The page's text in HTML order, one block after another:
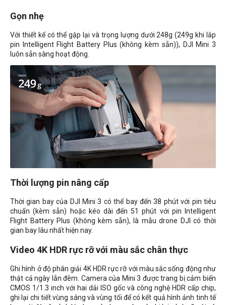
Gọn nhẹ
Với thiết kế có thể gập lại và trọng lượng dưới248g (249g khi lắp
pin Intelligent Flight Battery Plus (không kèm sẵn)), DJI Mini 3
luôn sẵn sàng hoạt động.
Thời lượng pin nâng cấp
Thời gian bay của DJI Mini 3 có thể bay đến 38 phút với pin tiêu
chuẩn (kèm sẵn) hoặc kéo dài đến 51 phút với pin Intelligent
Flight Battery Plus (không kèm sẵn), là mẫu drone DJI có thời
gian bay lâu nhất hiện nay.
Video 4K HDR rực rỡ với màu sắc chân thực
Ghi hình ở độ phân giải 4K HDR rực rỡ với màu sắc sống động như
thật cả ngày lẫn đêm. Camera của Mini 3 được trang bị cảm biến
CMOS 1/1.3 inch với hai dải ISO gốc và công nghệ HDR cấp chip,
ghi lại chi tiết vùng sáng và vùng tối để có kết quả hình ảnh tinh tế